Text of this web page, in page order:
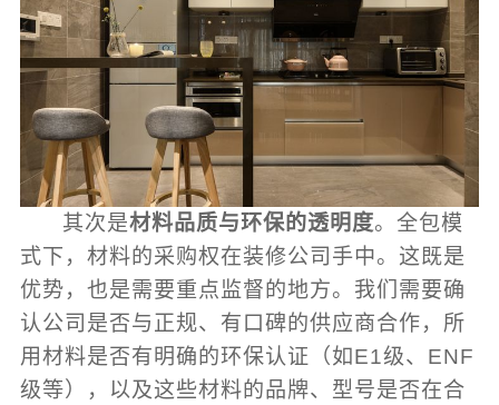
其次是材料品质与环保的透明度。全包模
式下，材料的采购权在装修公司手中。这既是
优势，也是需要重点监督的地方。我们需要确
认公司是否与正规、有口碑的供应商合作，所
用材料是否有明确的环保认证（如E1级、ENF
级等），以及这些材料的品牌、型号是否在合